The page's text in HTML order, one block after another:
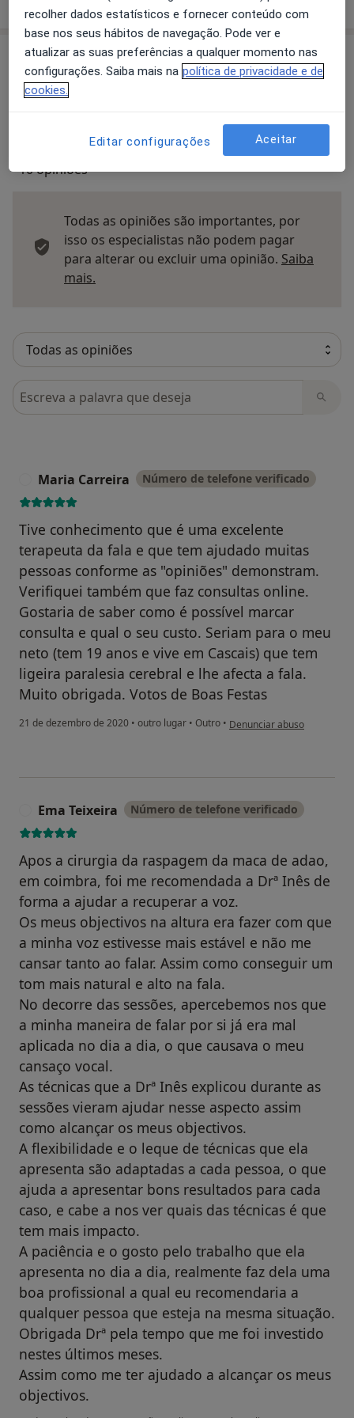
sobre o endereço
Opinioes
10 opiniões
Todas as opiniões são importantes, por
isso os especialistas não podem pagar
para alterar ou excluir uma opinião. Saiba
mais.
Pesquisar em opiniões
Maria Carreira Número de telefone verificado
Tive conhecimento que é uma excelente
terapeuta da fala e que tem ajudado muitas
pessoas conforme as "opiniões" demonstram.
Verifiquei também que faz consultas online.
Gostaria de saber como é possível marcar
consulta e qual o seu custo. Seriam para o meu
neto (tem 19 anos e vive em Cascais) que tem
ligeira paralesia cerebral e lhe afecta a fala.
Muito obrigada. Votos de Boas Festas
21 de dezembro de 2020 • outro lugar • Outro • na opinião do utilizador
Denunciar abuso
Ema Teixeira Número de telefone verificado
Apos a cirurgia da raspagem da maca de adao,
em coimbra, foi me recomendada a Drª Inês de
forma a ajudar a recuperar a voz.
Os meus objectivos na altura era fazer com que
a minha voz estivesse mais estável e não me
cansar tanto ao falar. Assim como conseguir um
tom mais natural e alto na fala.
No decorre das sessões, apercebemos nos que
a minha maneira de falar por si já era mal
aplicada no dia a dia, o que causava o meu
cansaço vocal.
As técnicas que a Drª Inês explicou durante as
sessões vieram ajudar nesse aspecto assim
como alcançar os meus objectivos.
A flexibilidade e o leque de técnicas que ela
apresenta são adaptadas a cada pessoa, o que
ajuda a apresentar bons resultados para cada
caso, e cabe a nos ver quais das técnicas é que
tem mais impacto.
A paciência e o gosto pelo trabalho que ela
apresenta no dia a dia, realmente faz dela uma
boa profissional a qual eu recomendaria a
qualquer pessoa que esteja na mesma situação.
Obrigada Drª pela tempo que me foi investido
nestes últimos meses.
Assim como me ter ajudado a alcançar os meus
objectivos.
recolher dados estatísticos e fornecer conteúdo com
base nos seus hábitos de navegação. Pode ver e
atualizar as suas preferências a qualquer momento nas
configurações. Saiba mais na política de privacidade e de
cookies.
Editar configurações Aceitar